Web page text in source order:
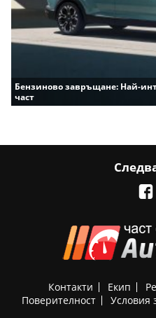
Бензиново завръщане: Най-
част
Контакти Екип
Поверителност
Условия